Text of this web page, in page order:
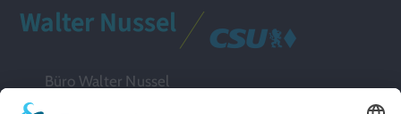
Büro Walter Nussel